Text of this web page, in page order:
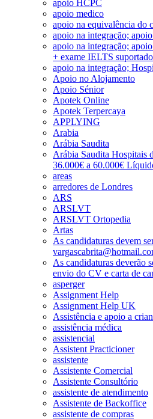
apoio HCPC
apoio medico
apoio na equivalência do
apoio na integração;
apoio na integração;
+ exame IELTS
apoio na integração;
Apoio no Alojamento
Apoio Sénior
Apotek Online
Apotek Terpercaya
APPLYING
Arabia
Arábia Saudita
Arábia Saudita Hospitais
36.000€ a 60.000€
areas
arredores de Londres
ARS
ARSLVT
ARSLVT Ortopedia
Artas
As candidaturas devem
As candidaturas deverão
envio do CV e carta de
asperger
Assignment Help
Assignment Help UK
Assistência e apoio a
assistência médica
assistencial
Assistent Practicioner
assistente
Assistente Comercial
Assistente Consultório
assistente de atendimento
Assistente de Backoffice
assistente de compras